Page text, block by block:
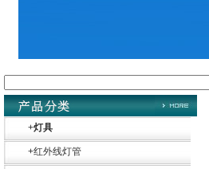
+灯具
+红外线灯管